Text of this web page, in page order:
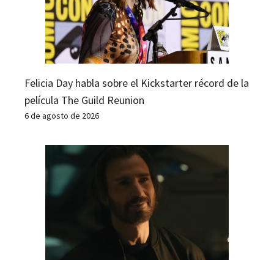
Felicia Day habla sobre el Kickstarter récord de la
película The Guild Reunion
6 de agosto de 2026